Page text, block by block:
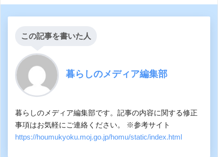
この記事を書いた人
暮らしのメディア編集部
暮らしのメディア編集部です。記事の内容に関する修正
事項はお気軽にご連絡ください。 ※参考サイト
https://houmukyoku.moj.go.jp/homu/static/index.html